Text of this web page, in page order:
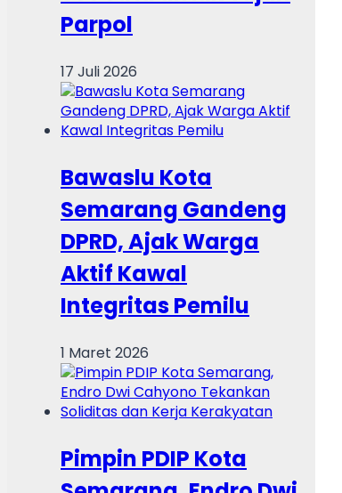
Parpol
17 Juli 2026
Bawaslu Kota
Semarang Gandeng
DPRD, Ajak Warga
Aktif Kawal
Integritas Pemilu
1 Maret 2026
Pimpin PDIP Kota